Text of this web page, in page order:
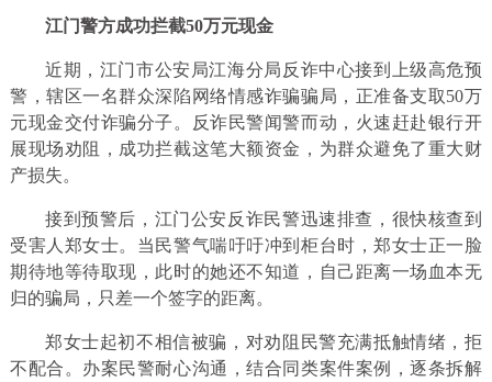
江门警方成功拦截50万元现金
近期，江门市公安局江海分局反诈中心接到上级高危预
警，辖区一名群众深陷网络情感诈骗骗局，正准备支取50万
元现金交付诈骗分子。反诈民警闻警而动，火速赶赴银行开
展现场劝阻，成功拦截这笔大额资金，为群众避免了重大财
产损失。
接到预警后，江门公安反诈民警迅速排查，很快核查到
受害人郑女士。当民警气喘吁吁冲到柜台时，郑女士正一脸
期待地等待取现，此时的她还不知道，自己距离一场血本无
归的骗局，只差一个签字的距离。
郑女士起初不相信被骗，对劝阻民警充满抵触情绪，拒
不配合。办案民警耐心沟通，结合同类案件案例，逐条拆解